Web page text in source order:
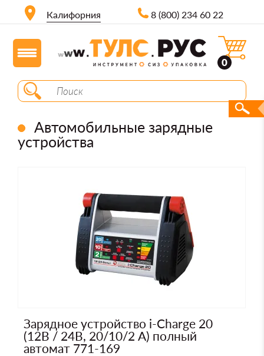
Калифорния 8 (800) 234 60 22
0
Автомобильные зарядные
устройства
Зарядное устройство i-Charge 20
(12В / 24В, 20/10/2 А) полный
автомат 771-169